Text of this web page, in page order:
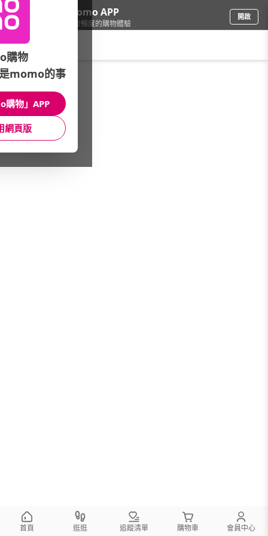
下載momo APP
給你3倍流暢度的購物體驗
開啟
車/機車/品牌全覽(筆劃)
館長推薦 月銷量
首頁 逛逛 追蹤清單 購物車 會員中心
購物
momo的事
購物」APP
網頁版